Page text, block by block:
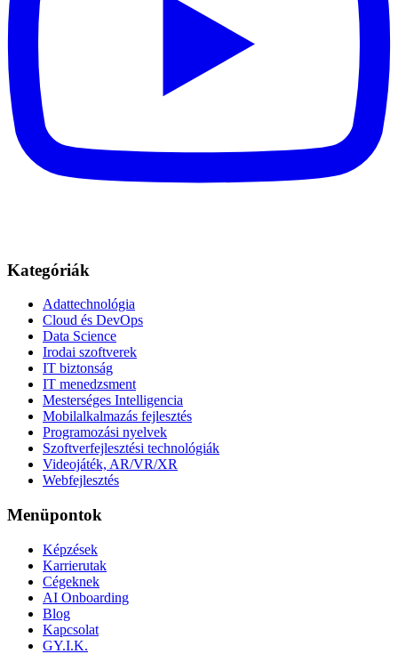
Kategóriák
Adattechnológia
Cloud és DevOps
Data Science
Irodai szoftverek
IT biztonság
IT menedzsment
Mesterséges Intelligencia
Mobilalkalmazás fejlesztés
Programozási nyelvek
Szoftverfejlesztési technológiák
Videojáték, AR/VR/XR
Webfejlesztés
Menüpontok
Képzések
Karrierutak
Cégeknek
AI Onboarding
Blog
Kapcsolat
GY.I.K.